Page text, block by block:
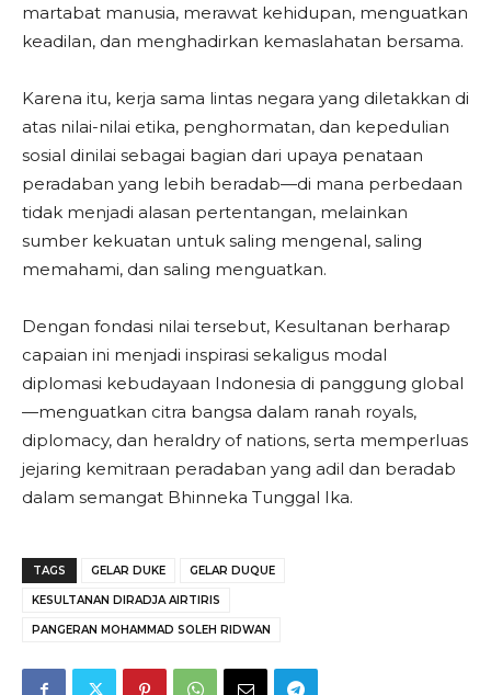
martabat manusia, merawat kehidupan, menguatkan
keadilan, dan menghadirkan kemaslahatan bersama.
Karena itu, kerja sama lintas negara yang diletakkan di
atas nilai-nilai etika, penghormatan, dan kepedulian
sosial dinilai sebagai bagian dari upaya penataan
peradaban yang lebih beradab—di mana perbedaan
tidak menjadi alasan pertentangan, melainkan
sumber kekuatan untuk saling mengenal, saling
memahami, dan saling menguatkan.
Dengan fondasi nilai tersebut, Kesultanan berharap
capaian ini menjadi inspirasi sekaligus modal
diplomasi kebudayaan Indonesia di panggung global
—menguatkan citra bangsa dalam ranah royals,
diplomacy, dan heraldry of nations, serta memperluas
jejaring kemitraan peradaban yang adil dan beradab
dalam semangat Bhinneka Tunggal Ika.
TAGS GELAR DUKE GELAR DUQUE
KESULTANAN DIRADJA AIRTIRIS
PANGERAN MOHAMMAD SOLEH RIDWAN